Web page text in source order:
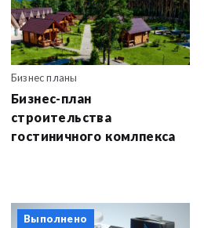
Бизнес планы
Бизнес-план
строительства
гостиничного комлпекса
Выполнено